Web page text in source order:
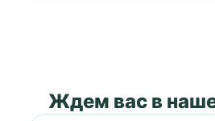
Ждем вас в